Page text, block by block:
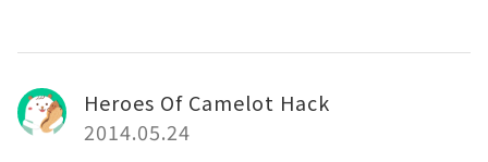
Heroes Of Camelot Hack
2014.05.24